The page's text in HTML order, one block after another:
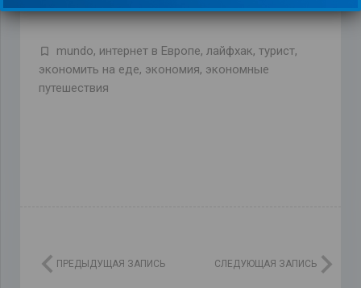
mundo, интернет в Европе, лайфхак, турист,
экономить на еде, экономия, экономные
путешествия
ПРЕДЫДУЩАЯ ЗАПИСЬ СЛЕДУЮЩАЯ ЗАПИСЬ